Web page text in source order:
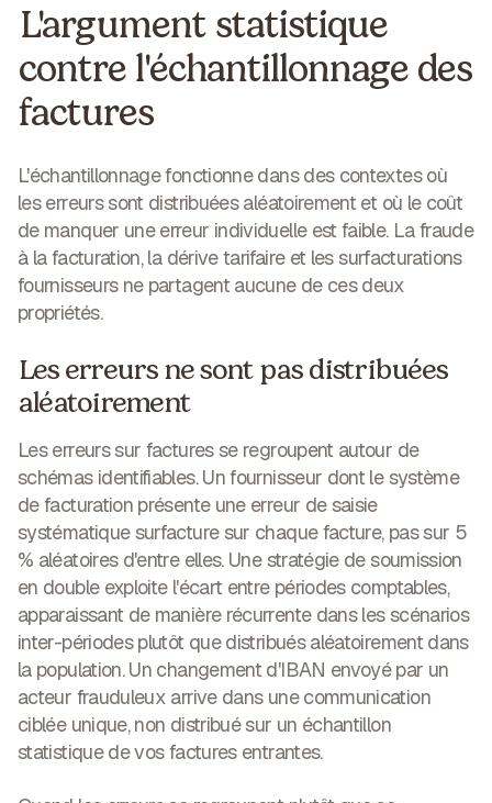
L'argument statistique
contre l'échantillonnage des
factures
L'échantillonnage fonctionne dans des contextes où
les erreurs sont distribuées aléatoirement et où le coût
de manquer une erreur individuelle est faible. La fraude
à la facturation, la dérive tarifaire et les surfacturations
fournisseurs ne partagent aucune de ces deux
propriétés.
Les erreurs ne sont pas distribuées
aléatoirement
Les erreurs sur factures se regroupent autour de
schémas identifiables. Un fournisseur dont le système
de facturation présente une erreur de saisie
systématique surfacture sur chaque facture, pas sur 5
% aléatoires d'entre elles. Une stratégie de soumission
en double exploite l'écart entre périodes comptables,
apparaissant de manière récurrente dans les scénarios
inter-périodes plutôt que distribués aléatoirement dans
la population. Un changement d'IBAN envoyé par un
acteur frauduleux arrive dans une communication
ciblée unique, non distribué sur un échantillon
statistique de vos factures entrantes.